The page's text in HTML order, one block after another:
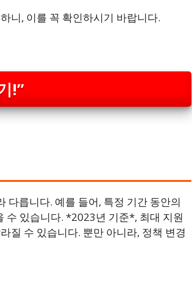
니, 이를 꼭 확인하시기 바랍니다.
!”
다릅니다. 예를 들어, 특정 기간 동안의
수 있습니다. *2023년 기준*, 최대 지원
질 수 있습니다. 뿐만 아니라, 정책 변경